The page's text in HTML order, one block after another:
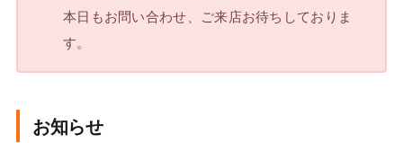
本日もお問い合わせ、ご来店お待ちしておりま
す。
お知らせ